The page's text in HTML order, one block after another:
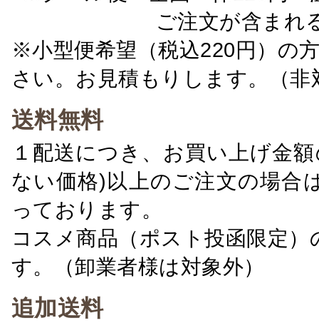
ご注文が含ま
※小型便希望（税込220円）の
さい。お見積もりします。（非
送料無料
１配送につき、お買い上げ金
ない価格)以上のご注文の場合
っております。
コスメ商品（ポスト投函限定
す。（卸業者様は対象外）
追加送料